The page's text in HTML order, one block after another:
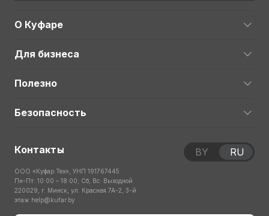
О Куфаре
Для бизнеса
Полезно
Безопасность
Контакты
ООО «Куфар Тех», УНП 191767445
Пн-Пт: 10:00 – 18:00; Сб, Вс: Выходной
220029, г. Минск, ул. Красная 7А-2, 3-й
этаж help@kufar.by
BY RU